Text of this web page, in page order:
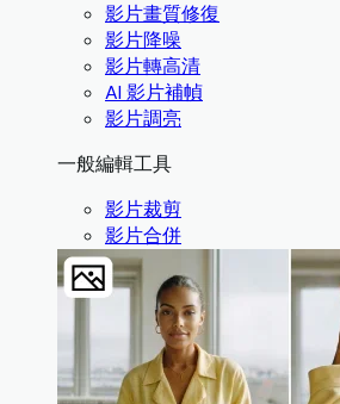
影片畫質修復
影片降噪
影片轉高清
AI 影片補幀
影片調亮
一般編輯工具
影片裁剪
影片合併